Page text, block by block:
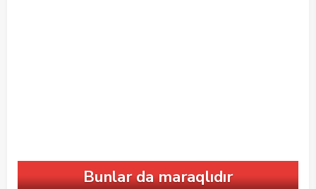
Bunlar da maraqlıdır